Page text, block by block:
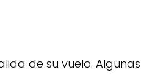
de su vuelo.